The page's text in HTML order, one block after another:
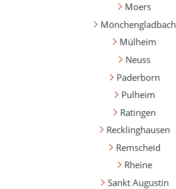
Moers
Mönchengladbach
Mülheim
Neuss
Paderborn
Pulheim
Ratingen
Recklinghausen
Remscheid
Rheine
Sankt Augustin